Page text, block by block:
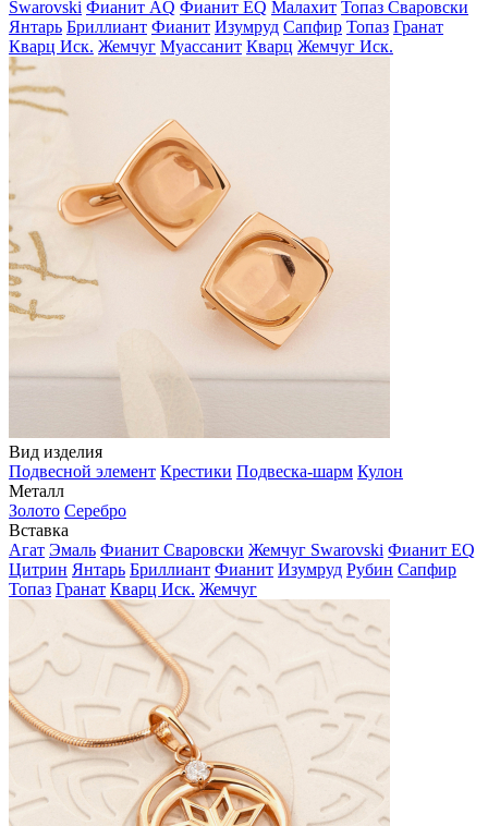
Swarovski Фианит AQ Фианит EQ Малахит Топаз Сваровски
Янтарь Бриллиант Фианит Изумруд Сапфир Топаз Гранат
Кварц Иск. Жемчуг Муассанит Кварц Жемчуг Иск.
Вид изделия
Подвесной элемент Крестики Подвеска-шарм Кулон
Металл
Золото Серебро
Вставка
Агат Эмаль Фианит Сваровски Жемчуг Swarovski Фианит EQ
Цитрин Янтарь Бриллиант Фианит Изумруд Рубин Сапфир
Топаз Гранат Кварц Иск. Жемчуг